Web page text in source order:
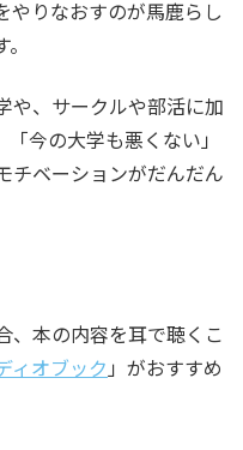
やりなおすのが馬鹿らし
や、サークルや部活に加
今の大学も悪くない」
チベーションがだんだん
、本の内容を耳で聴くこ
ィオブック 」がおすすめ